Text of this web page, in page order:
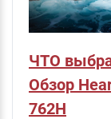
ЧТО
Обзор
762H